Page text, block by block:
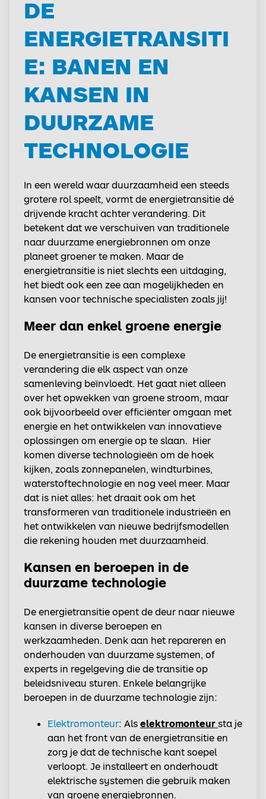
DE
ENERGIETRANSITI
E: BANEN EN
KANSEN IN
DUURZAME
TECHNOLOGIE
In een wereld waar duurzaamheid een steeds
grotere rol speelt, vormt de energietransitie dé
drijvende kracht achter verandering. Dit
betekent dat we verschuiven van traditionele
naar duurzame energiebronnen om onze
planeet groener te maken. Maar de
energietransitie is niet slechts een uitdaging,
het biedt ook een zee aan mogelijkheden en
kansen voor technische specialisten zoals jij!
Meer dan enkel groene energie
De energietransitie is een complexe
verandering die elk aspect van onze
samenleving beïnvloedt. Het gaat niet alleen
over het opwekken van groene stroom, maar
ook bijvoorbeeld over efficiënter omgaan met
energie en het ontwikkelen van innovatieve
oplossingen om energie op te slaan. Hier
komen diverse technologieën om de hoek
kijken, zoals zonnepanelen, windturbines,
waterstoftechnologie en nog veel meer. Maar
dat is niet alles: het draait ook om het
transformeren van traditionele industrieën en
het ontwikkelen van nieuwe bedrijfsmodellen
die rekening houden met duurzaamheid.
Kansen en beroepen in de
duurzame technologie
De energietransitie opent de deur naar nieuwe
kansen in diverse beroepen en
werkzaamheden. Denk aan het repareren en
onderhouden van duurzame systemen, of
experts in regelgeving die de transitie op
beleidsniveau sturen. Enkele belangrijke
beroepen in de duurzame technologie zijn:
Elektromonteur: Als elektromonteur sta je
aan het front van de energietransitie en
zorg je dat de technische kant soepel
verloopt. Je installeert en onderhoudt
elektrische systemen die gebruik maken
van groene energiebronnen.